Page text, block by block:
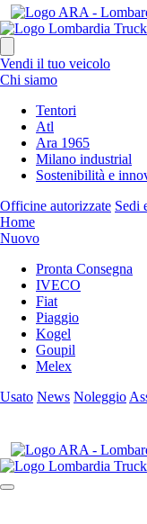
Vendi il tuo veicolo
Chi siamo
Tentori
Atl
Ara 1965
Milano industrial
Sostenibilità e
Officine autorizzate Sedi
Home
Nuovo
Pronta Consegna
IVECO
Fiat
Piaggio
Kogel
Goupil
Melex
Usato News Noleggio